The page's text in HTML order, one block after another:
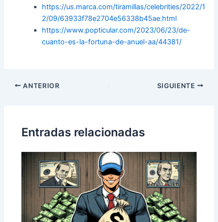
https://us.marca.com/tiramillas/celebrities/2022/1
2/09/63933f78e2704e56338b45ae.html
https://www.popticular.com/2023/06/23/de-
cuanto-es-la-fortuna-de-anuel-aa/44381/
Navegación
ANTERIOR SIGUIENTE
Entradas relacionadas